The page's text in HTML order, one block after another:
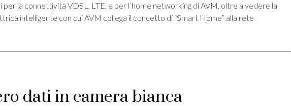
per la connettività VDSL, LTE, e per l’home networking di AVM, oltre a vedere la
intelligente con cui AVM collega il concetto di “Smart Home” alla rete
dati in camera bianca